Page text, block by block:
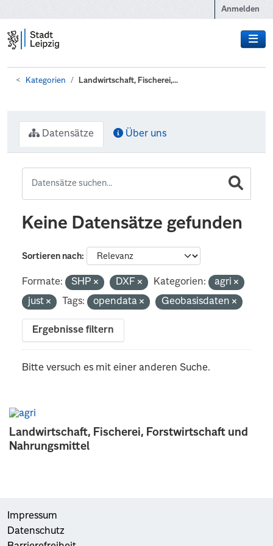
Anmelden
Kategorien Landwirtschaft, Fischerei,...
Landwirtschaft, Fischerei, Forstwirtschaft und
Nahrungsmittel
Datensätze Über uns
Keine Datensätze gefunden
Sortieren nach
Formate: SHP DXF Kategorien:
agri
just
Tags: opendata Geobasisdaten
Ergebnisse filtern
Bitte versuch es mit einer anderen Suche.
Impressum
Datenschutz